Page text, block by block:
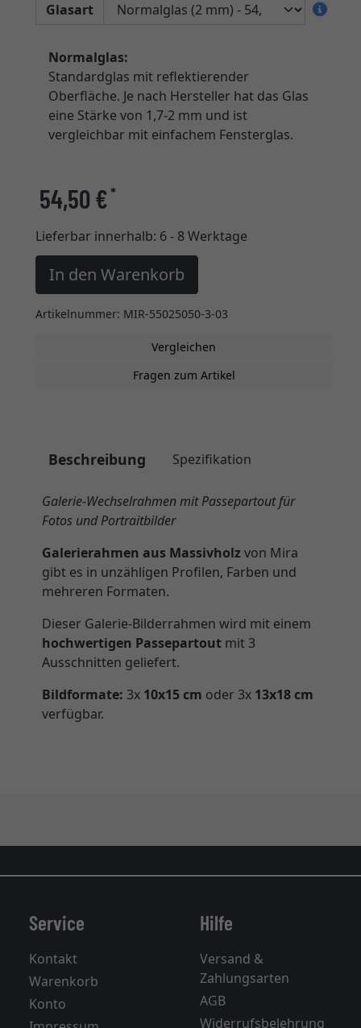
Glasart
Normalglas:
Standardglas mit reflektierender
Oberfläche. Je nach Hersteller hat das Glas
eine Stärke von 1,7-2 mm und ist
vergleichbar mit einfachem Fensterglas.
54,50 €*
Lieferbar innerhalb: 6 - 8 Werktage
In den Warenkorb
Artikelnummer: MIR-55025050-3-03
Vergleichen
Fragen zum Artikel
Beschreibung Spezifikation
Galerie-Wechselrahmen mit Passepartout für
Fotos und Portraitbilder
Galerierahmen aus Massivholzvon Mira
gibt es in unzähligen Profilen, Farben und
mehreren Formaten.
Dieser Galerie-Bilderrahmen wird mit einem
hochwertigen Passepartout mit 3
Ausschnitten geliefert.
Bildformate: 3x 10x15 cm oder 3x 13x18 cm
verfügbar.
Service
Kontakt
Warenkorb
Konto
Hilfe
Versand &
Zahlungsarten
AGB
Widerrufsbelehrung